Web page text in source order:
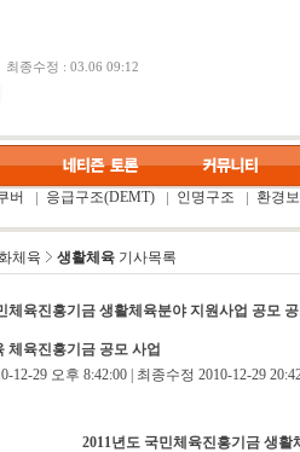
최종수정 : 03.06 09:12
버 응급구조(DEMT) 인명구조
환경
체육 생활체육기사목록
체육진흥기금 생활체육분야 지원사업 공모
체육진흥기금 공모 사업
12-29 오후 8:42:00 | 최종수정 2010-12-29
2011년도 국민체육진흥기금 생